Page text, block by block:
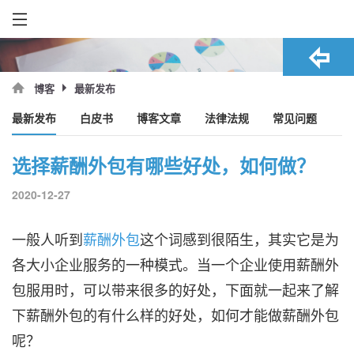
博客 最新发布
最新发布 白皮书 博客文章 法律法规 常见问题
选择薪酬外包有哪些好处，如何做？
2020-12-27
一般人听到薪酬外包这个词感到很陌生，其实它是为
各大小企业服务的一种模式。当一个企业使用薪酬外
包服用时，可以带来很多的好处，下面就一起来了解
下薪酬外包的有什么样的好处，如何才能做薪酬外包
呢？